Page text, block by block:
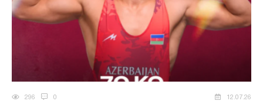
296 0 12.07.26